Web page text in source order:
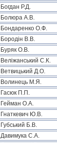
Богдан Р.Д.
Болюра А.В.
Бондаренко О.Ф.
Бородін В.В.
Буряк О.В.
Веліжанський С.К.
Ветвицький Д.О.
Волинець М.Я.
Гасюк П.П.
Гейман О.А.
Гнаткевич Ю.В.
Губський Б.В.
Давимука С.А.